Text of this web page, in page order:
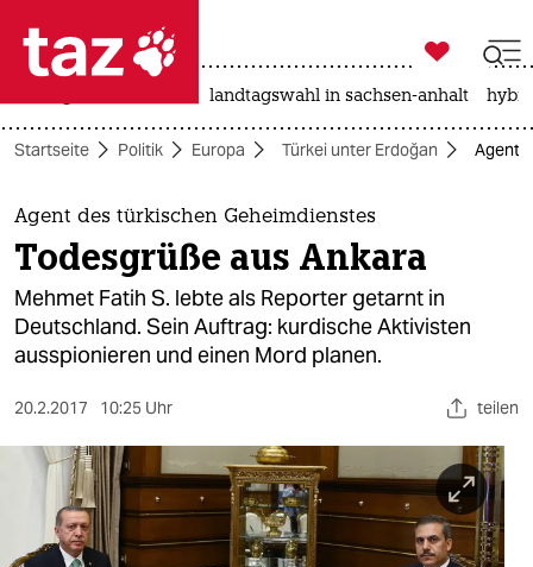
 taz zahl ich
taz zahl ich
themen
politik
öko
gesellschaft
sport
berlin

taz zahl ich
landtagswahl in sachsen-anhalt
Startseite Politik Europa Türkei unter Erdoğan Agent
Agent des türkischen Geheimdienstes
Todesgrüße aus Ankara
Mehmet Fatih S. lebte als Reporter getarnt in
Deutschland. Sein Auftrag: kurdische Aktivisten
ausspionieren und einen Mord planen.
20.2.2017 10:25 Uhr teilen